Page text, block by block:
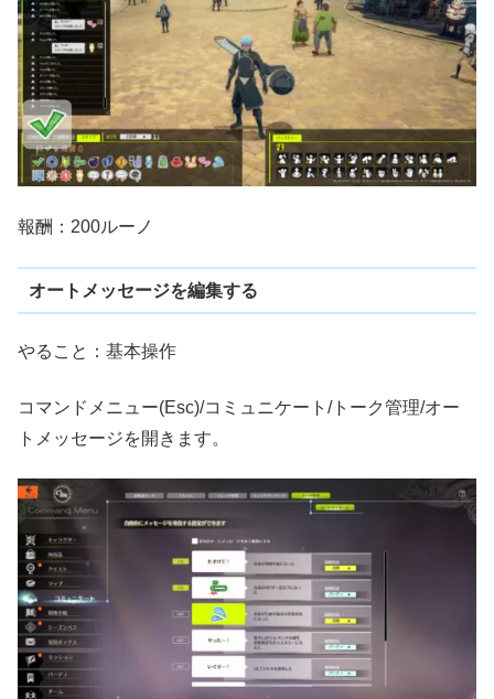
報酬：200ルーノ
オートメッセージを編集する
やること：基本操作
コマンドメニュー(Esc)/コミュニケート/トーク管理/オー
トメッセージを開きます。